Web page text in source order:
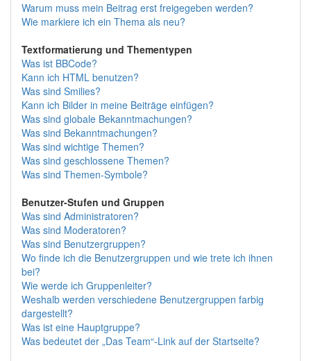
Warum muss mein Beitrag erst freigegeben werden?
Wie markiere ich ein Thema als neu?
Textformatierung und Thementypen
Was ist BBCode?
Kann ich HTML benutzen?
Was sind Smilies?
Kann ich Bilder in meine Beiträge einfügen?
Was sind globale Bekanntmachungen?
Was sind Bekanntmachungen?
Was sind wichtige Themen?
Was sind geschlossene Themen?
Was sind Themen-Symbole?
Benutzer-Stufen und Gruppen
Was sind Administratoren?
Was sind Moderatoren?
Was sind Benutzergruppen?
Wo finde ich die Benutzergruppen und wie trete ich ihnen
bei?
Wie werde ich Gruppenleiter?
Weshalb werden verschiedene Benutzergruppen farbig
dargestellt?
Was ist eine Hauptgruppe?
Was bedeutet der „Das Team“-Link auf der Startseite?